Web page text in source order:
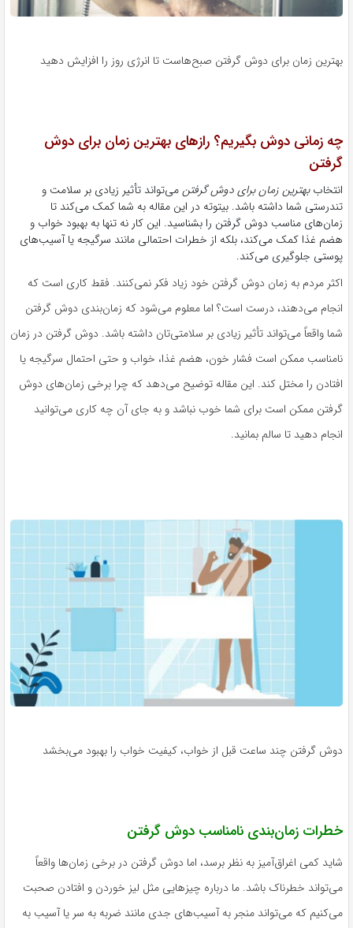
بهترین زمان برای دوش گرفتن صبح‌هاست تا انرژی روز را افزایش دهید
چه زمانی دوش بگیریم؟ رازهای بهترین زمان برای دوش
گرفتن
انتخاببهترین زمان برای دوش گرفتنمی‌تواند تأثیر زیادی بر سلامت و
تندرستی شما داشته باشد. بیتوته در این مقاله به شما کمک می‌کند تا
زمان‌های مناسب دوش گرفتن را بشناسید. این کار نه تنها به بهبود خواب و
هضم غذا کمک می‌کند، بلکه از خطرات احتمالی مانند سرگیجه یا آسیب‌های
پوستی جلوگیری می‌کند.
اکثر مردم به زمان دوش گرفتن خود زیاد فکر نمی‌کنند. فقط کاری است که
انجام می‌دهند، درست است؟ اما معلوم می‌شود که زمان‌بندی دوش گرفتن
شما واقعاً می‌تواند تأثیر زیادی بر سلامتی‌تان داشته باشد. دوش گرفتن در زمان
نامناسب ممکن است فشار خون، هضم غذا، خواب و حتی احتمال سرگیجه یا
افتادن را مختل کند. این مقاله توضیح می‌دهد که چرا برخی زمان‌های دوش
گرفتن ممکن است برای شما خوب نباشد و به جای آن چه کاری می‌توانید
انجام دهید تا سالم بمانید.
دوش گرفتن چند ساعت قبل از خواب، کیفیت خواب را بهبود می‌بخشد
خطرات زمان‌بندی نامناسب دوش گرفتن
شاید کمی اغراق‌آمیز به نظر برسد، اما دوش گرفتن در برخی زمان‌ها واقعاً
می‌تواند خطرناک باشد. ما درباره چیزهایی مثل لیز خوردن و افتادن صحبت
می‌کنیم که می‌تواند منجر به آسیب‌های جدی مانند ضربه به سر یا آسیب به